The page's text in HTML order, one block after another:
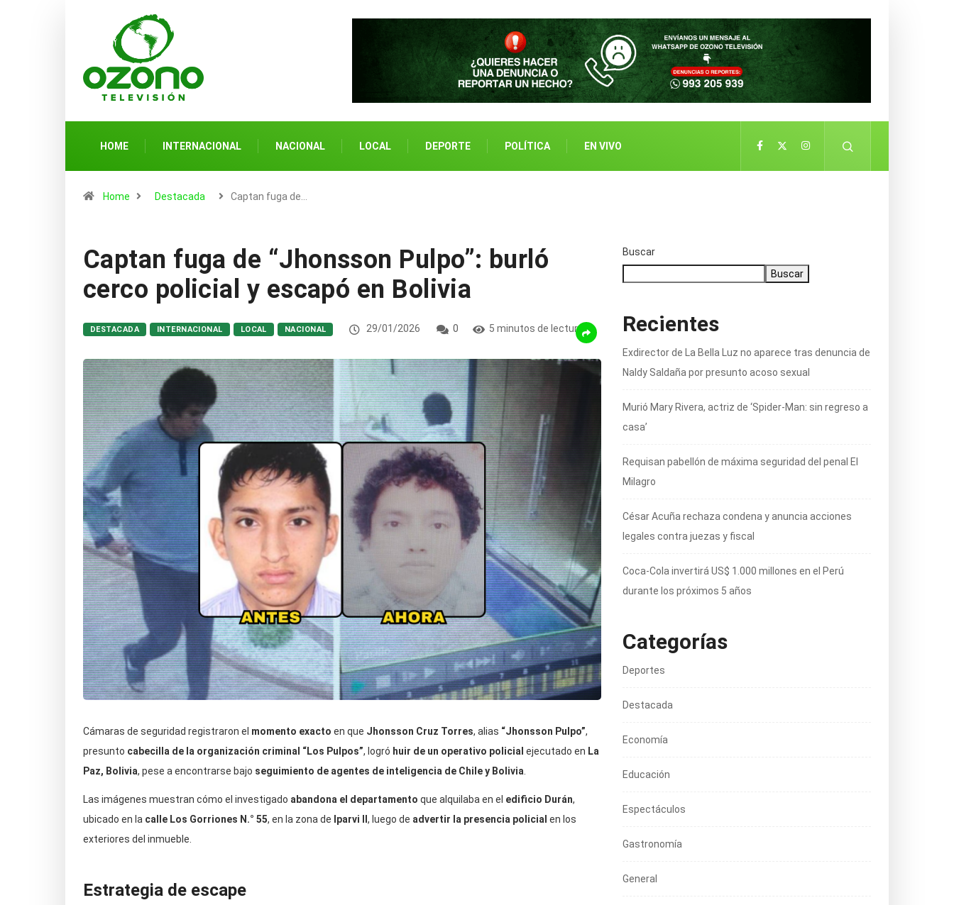
HOME INTERNACIONAL NACIONAL LOCAL DEPORTE POLÍTICA EN VIVO
Home Destacada Captan fuga de…
Captan fuga de “Jhonsson Pulpo”: burló
cerco policial y escapó en Bolivia
DESTACADA INTERNACIONAL LOCAL NACIONAL 29/01/2026 0 5 minutos de lectura
Cámaras de seguridad registraron el momento exacto en que Jhonsson Cruz Torres, alias “Jhonsson Pulpo”,
presunto cabecilla de la organización criminal “Los Pulpos”, logró huir de un operativo policial ejecutado en La
Paz, Bolivia, pese a encontrarse bajo seguimiento de agentes de inteligencia de Chile y Bolivia
Las imágenes muestran cómo el investigado abandona el departamento que alquilaba en el edificio Durán,
ubicado en la calle Los Gorriones N.° 55, en la zona de Iparvi II , luego de advertir la presencia policial en los
exteriores del inmueble.
Estrategia de escape
Buscar
Buscar
Recientes
Exdirector de La Bella Luz no aparece tras denuncia de
Naldy Saldaña por presunto acoso sexual
Murió Mary Rivera, actriz de ‘Spider-Man: sin regreso a
casa’
Requisan pabellón de máxima seguridad del penal El
Milagro
César Acuña rechaza condena y anuncia acciones
legales contra juezas y fiscal
Coca-Cola invertirá US$ 1.000 millones en el Perú
durante los próximos 5 años
Categorías
Deportes
Destacada
Economía
Educación
Espectáculos
Gastronomía
General